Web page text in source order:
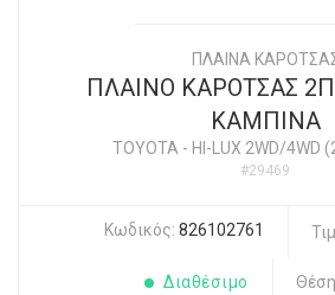
ΠΛΑΙΝΑ
ΠΛΑΙΝΟ ΚΑΡΟΤΣΑΣ
ΚΑΜΠΙΝΑ
TOYOTA - HI-LUX 2WD/4WD
#29469
Κωδικός: 826102761
Διαθέσιμο